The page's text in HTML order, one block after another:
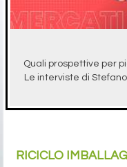
Quali prospettive per
Le interviste di
RICICLO